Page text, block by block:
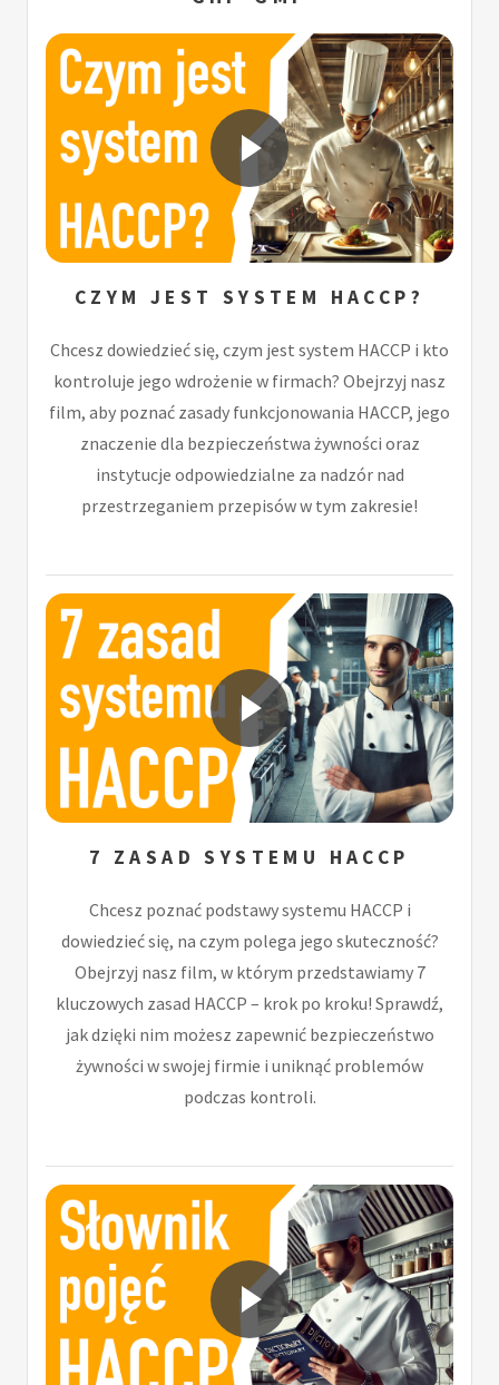
CZYM JEST SYSTEM HACCP?
Chcesz dowiedzieć się, czym jest system HACCP i kto
kontroluje jego wdrożenie w firmach? Obejrzyj nasz
film, aby poznać zasady funkcjonowania HACCP, jego
znaczenie dla bezpieczeństwa żywności oraz
instytucje odpowiedzialne za nadzór nad
przestrzeganiem przepisów w tym zakresie!
7 ZASAD SYSTEMU HACCP
Chcesz poznać podstawy systemu HACCP i
dowiedzieć się, na czym polega jego skuteczność?
Obejrzyj nasz film, w którym przedstawiamy 7
kluczowych zasad HACCP – krok po kroku! Sprawdź,
jak dzięki nim możesz zapewnić bezpieczeństwo
żywności w swojej firmie i uniknąć problemów
podczas kontroli.